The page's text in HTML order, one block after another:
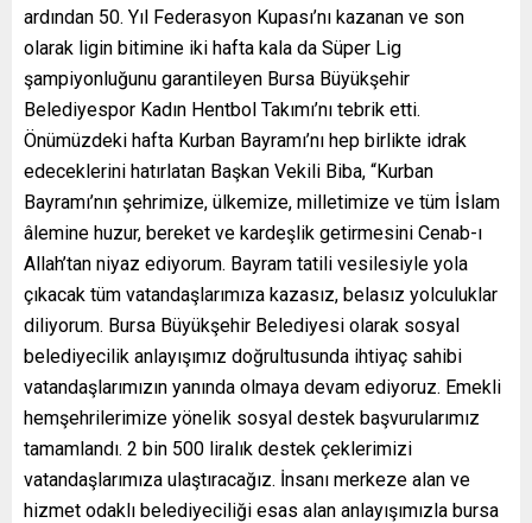
ardından 50. Yıl Federasyon Kupası’nı kazanan ve son
olarak ligin bitimine iki hafta kala da Süper Lig
şampiyonluğunu garantileyen Bursa Büyükşehir
Belediyespor Kadın Hentbol Takımı’nı tebrik etti.
Önümüzdeki hafta Kurban Bayramı’nı hep birlikte idrak
edeceklerini hatırlatan Başkan Vekili Biba, “Kurban
Bayramı’nın şehrimize, ülkemize, milletimize ve tüm İslam
âlemine huzur, bereket ve kardeşlik getirmesini Cenab-ı
Allah’tan niyaz ediyorum. Bayram tatili vesilesiyle yola
çıkacak tüm vatandaşlarımıza kazasız, belasız yolculuklar
diliyorum. Bursa Büyükşehir Belediyesi olarak sosyal
belediyecilik anlayışımız doğrultusunda ihtiyaç sahibi
vatandaşlarımızın yanında olmaya devam ediyoruz. Emekli
hemşehrilerimize yönelik sosyal destek başvurularımız
tamamlandı. 2 bin 500 liralık destek çeklerimizi
vatandaşlarımıza ulaştıracağız. İnsanı merkeze alan ve
hizmet odaklı belediyeciliği esas alan anlayışımızla bursa